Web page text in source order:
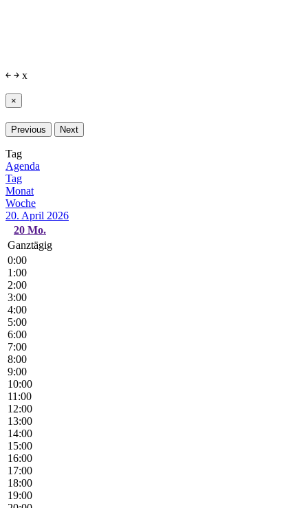
￩ ￫ x
×
Previous Next
Tag
Agenda
Tag
Monat
Woche
20. April 2026
20 Mo.
Ganztägig
0:00
1:00
2:00
3:00
4:00
5:00
6:00
7:00
8:00
9:00
10:00
11:00
12:00
13:00
14:00
15:00
16:00
17:00
18:00
19:00